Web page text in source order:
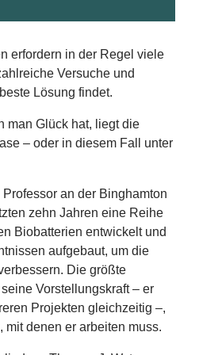
erfordern in der Regel viele
Versuche und
Lösung findet.
man Glück hat, liegt die
– oder in diesem Fall unter
Professor an der Binghamton
zehn Jahren eine Reihe
Biobatterien entwickelt und
aufgebaut, um die
Die größte
Vorstellungskraft – er
Projekten gleichzeitig –,
denen er arbeiten muss.